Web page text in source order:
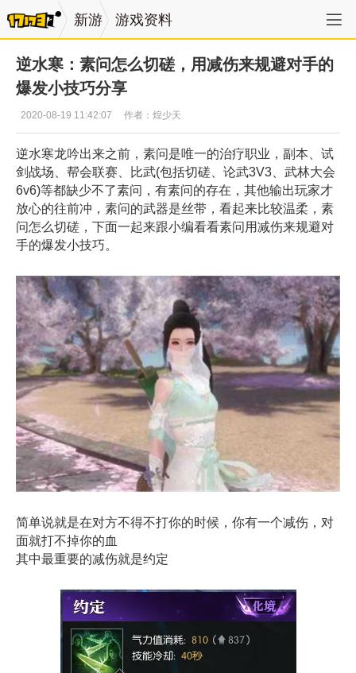
新游 游戏资料
逆水寒：素问怎么切磋，用减伤来规避对手的
爆发小技巧分享
2020-08-19 11:42:07 作者：煌少天
逆水寒龙吟出来之前，素问是唯一的治疗职业，副本、试
剑战场、帮会联赛、比武(包括切磋、论武3V3、武林大会
6v6)等都缺少不了素问，有素问的存在，其他输出玩家才
放心的往前冲，素问的武器是丝带，看起来比较温柔，素
问怎么切磋，下面一起来跟小编看看素问用减伤来规避对
手的爆发小技巧。
简单说就是在对方不得不打你的时候，你有一个减伤，对
面就打不掉你的血
其中最重要的减伤就是约定